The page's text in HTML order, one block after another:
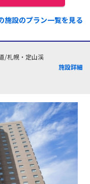
施設のプラン一覧を見る
/札幌・定山渓
施設詳細